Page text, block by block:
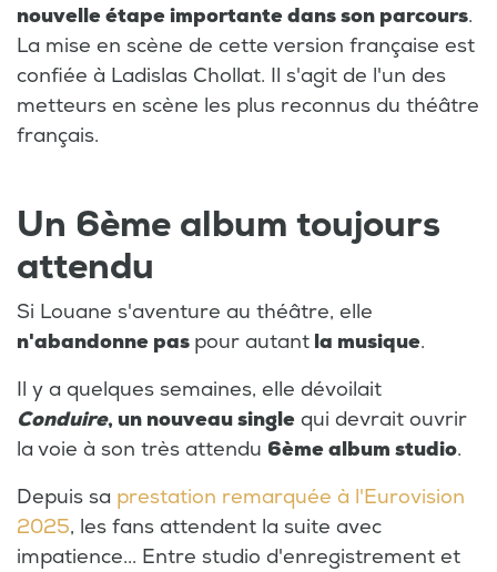
nouvelle étape importante dans son parcours.
La mise en scène de cette version française est
confiée à Ladislas Chollat. Il s'agit de l'un des
metteurs en scène les plus reconnus du théâtre
français.
Un 6ème album toujours
attendu
Si Louane s'aventure au théâtre, elle
n'abandonne pas pour autant la musique.
Il y a quelques semaines, elle dévoilait
Conduire, un nouveau single qui devrait ouvrir
la voie à son très attendu 6ème album studio.
Depuis sa prestation remarquée à l'Eurovision
2025, les fans attendent la suite avec
impatience... Entre studio d'enregistrement et